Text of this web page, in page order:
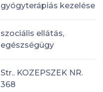
gyógyterápiás kezelése
szociális ellátás,
egészségügy
Str.. KOZEPSZEK NR.
368